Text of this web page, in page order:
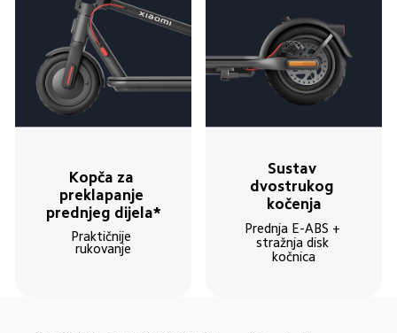
Kopča za
preklapanje
prednjeg dijela*
Praktičnije
rukovanje
Sustav
dvostrukog
kočenja
Prednja E-ABS +
stražnja disk
kočnica